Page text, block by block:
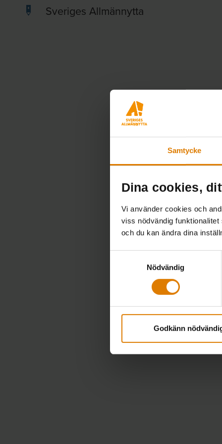
Samtycke
Dina cookies,
Vi använder cookies och
viss nödvändig
och du kan ändra dina
Nödvändig
Godkänn
Sveriges Allmännytta